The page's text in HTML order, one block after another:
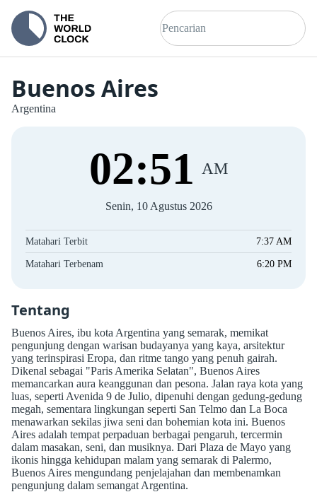
Buenos Aires
Argentina
02:51 AM
Senin, 10 Agustus 2026
Matahari Terbit 7:37 AM
Matahari Terbenam 6:20 PM
Tentang
Buenos Aires, ibu kota Argentina yang semarak, memikat
pengunjung dengan warisan budayanya yang kaya, arsitektur
yang terinspirasi Eropa, dan ritme tango yang penuh gairah.
Dikenal sebagai "Paris Amerika Selatan", Buenos Aires
memancarkan aura keanggunan dan pesona. Jalan raya kota yang
luas, seperti Avenida 9 de Julio, dipenuhi dengan gedung-gedung
megah, sementara lingkungan seperti San Telmo dan La Boca
menawarkan sekilas jiwa seni dan bohemian kota ini. Buenos
Aires adalah tempat perpaduan berbagai pengaruh, tercermin
dalam masakan, seni, dan musiknya. Dari Plaza de Mayo yang
ikonis hingga kehidupan malam yang semarak di Palermo,
Buenos Aires mengundang penjelajahan dan membenamkan
pengunjung dalam semangat Argentina.